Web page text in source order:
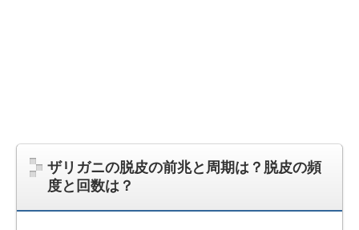
ザリガニの脱皮の前兆と周期は？脱皮の頻
度と回数は？